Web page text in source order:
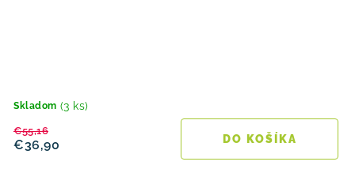
Skladom (3 ks)
€36,90
€55,16
DO KOŠÍKA